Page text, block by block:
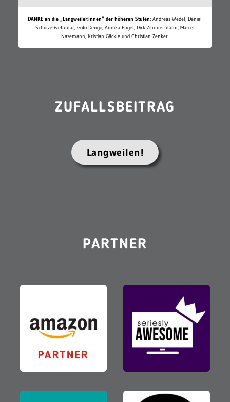
DANKE an die „Langweiler:innen“ der höheren Stufen: Andreas Wedel, Daniel
Schulze-Wethmar, Goto Dengo, Annika Engel, Dirk Zimmermann, Marcel
Nasemann, Kristian Gäckle und Christian Zenker.
ZUFALLSBEITRAG
Langweilen!
PARTNER